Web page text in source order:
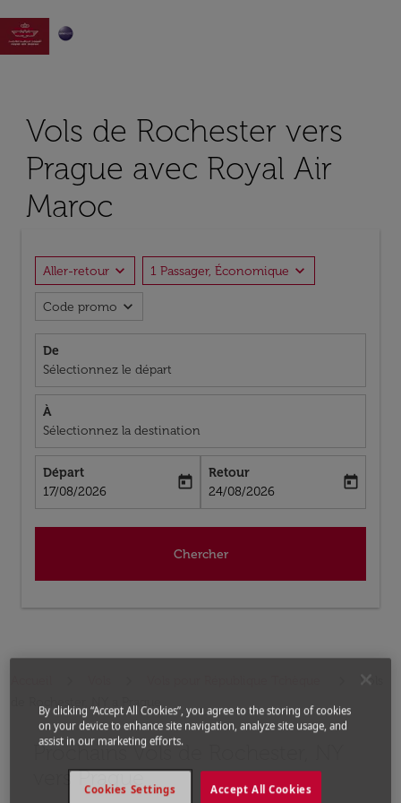

Vols de Rochester vers
Prague avec Royal Air
Maroc
Aller-retour expand_more 1 Passager, Économique expand_more
Code promo expand_more
De
Sélectionnez le départ
À
Sélectionnez la destination
Départ
fc-booking-departure-date-aria-label
17/08/2026
today
Retour
fc-booking-return-date-aria-label
24/08/2026
today
Chercher
Vols
de Rochester, NY a Prague
Prochains Vols de Rochester, NY
vers Prague
Aucun tarif trouvé pour les options populaires
By clicking “Accept All Cookies”, you agree to the storing of cookies
on your device to enhance site navigation, analyze site usage, and
assist in our marketing efforts.
Accept All Cookies
Cookies Settings